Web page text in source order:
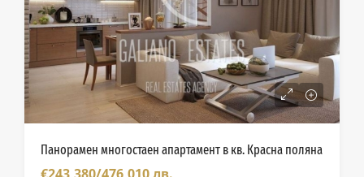
Панорамен многостаен апартамент в кв. Красна поляна